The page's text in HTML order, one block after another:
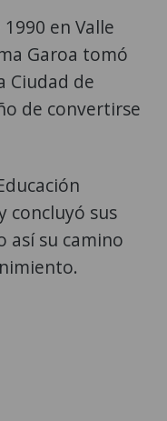
en Valle
Garoa tomó
Ciudad de
de convertirse
concluyó sus
así su camino